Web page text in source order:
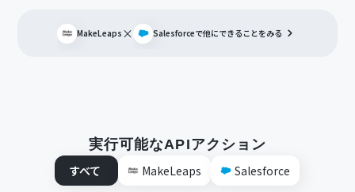
MakeLeaps × Salesforceで他にできることをみる
実行可能なAPIアクション
すべて
MakeLeaps Salesforce